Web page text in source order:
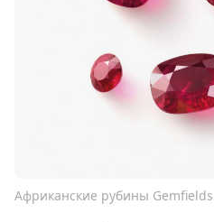
Африканские рубины